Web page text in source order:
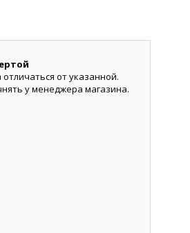
от указанной.
у менеджера магазина.